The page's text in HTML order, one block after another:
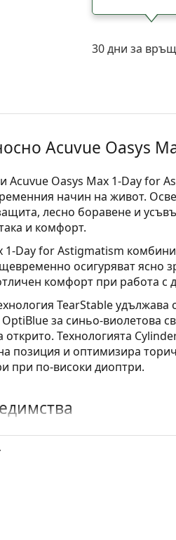
30 дни за
Acuvue Oasys
Acuvue Oasys Max 1-Day for
начин на живот.
лесно боравене и
и комфорт.
1-Day for Astigmatism
осигуряват ясно
комфорт при работа с
TearStable
за синьо-виолетова
открито. Технологията
позиция и оптимизира
при по-високи диоптри.
подпомагайки
ден